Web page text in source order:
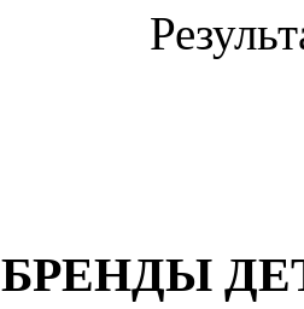
БРЕНДЫ